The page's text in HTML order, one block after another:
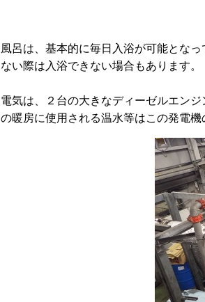
風呂は、基本的に毎日入浴が可能とな
ない際は入浴できない場合もあります。
電気は、２台の大きなディーゼルエン
の暖房に使用される温水等はこの発電